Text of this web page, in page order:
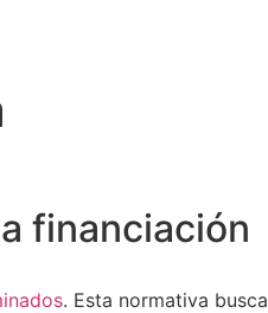
financiación
. Esta normativa busca